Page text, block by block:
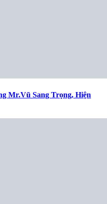
Mr.Vũ Sang Trọng, Hiện